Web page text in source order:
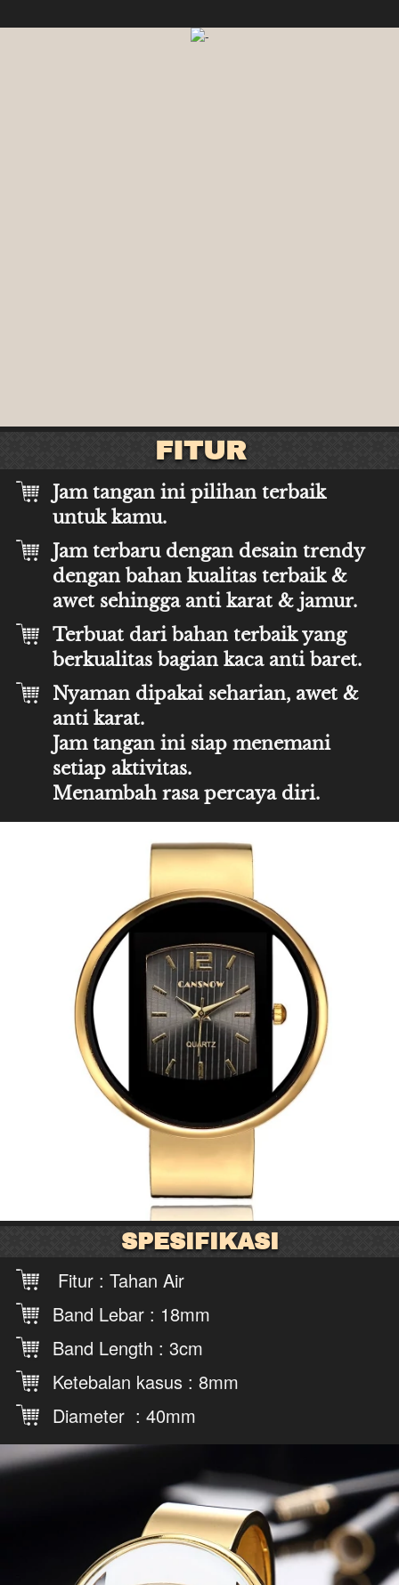
FITUR
Jam tangan ini pilihan terbaik
untuk kamu.
Jam terbaru dengan desain trendy
dengan bahan kualitas terbaik &
awet sehingga anti karat & jamur.
Terbuat dari bahan terbaik yang
berkualitas bagian kaca anti baret.
Nyaman dipakai seharian, awet &
anti karat.
Jam tangan ini siap menemani
setiap aktivitas.
Menambah rasa percaya diri.
SPESIFIKASI
Fitur : Tahan Air
Band Lebar : 18mm
Band Length : 3cm
Ketebalan kasus : 8mm
Diameter  : 40mm